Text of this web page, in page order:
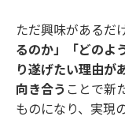
ただ興味があるだ
るのか」「どのよ
り遂げたい理由が
向き合う ことで新
ものになり、実現